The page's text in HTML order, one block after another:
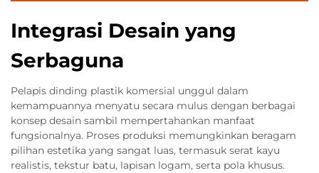
Integrasi Desain yang
Serbaguna
Pelapis dinding plastik komersial unggul dalam
kemampuannya menyatu secara mulus dengan berbagai
konsep desain sambil mempertahankan manfaat
fungsionalnya. Proses produksi memungkinkan beragam
pilihan estetika yang sangat luas, termasuk serat kayu
realistis, tekstur batu, lapisan logam, serta pola khusus.